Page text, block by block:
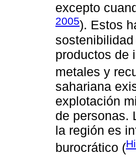
excepto
2005). Estos
productos de
metales y
sahariana
explotación
de personas.
la región es
burocrático (